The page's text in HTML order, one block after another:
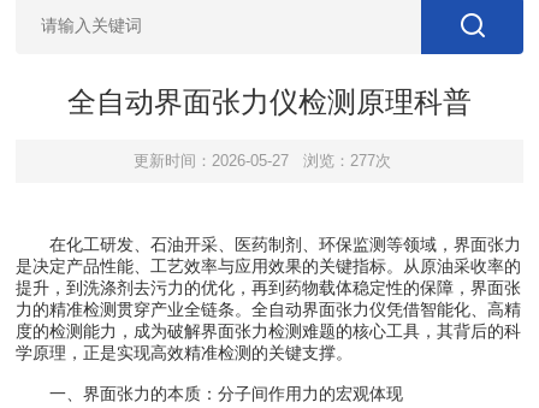
全自动界面张力仪检测原理科普
更新时间：2026-05-27 浏览：277次
在化工研发、石油开采、医药制剂、环保监测等领域，界面张力
是决定产品性能、工艺效率与应用效果的关键指标。从原油采收率的
提升，到洗涤剂去污力的优化，再到药物载体稳定性的保障，界面张
力的精准检测贯穿产业全链条。全自动界面张力仪凭借智能化、高精
度的检测能力，成为破解界面张力检测难题的核心工具，其背后的科
学原理，正是实现高效精准检测的关键支撑。
一、界面张力的本质：分子间作用力的宏观体现